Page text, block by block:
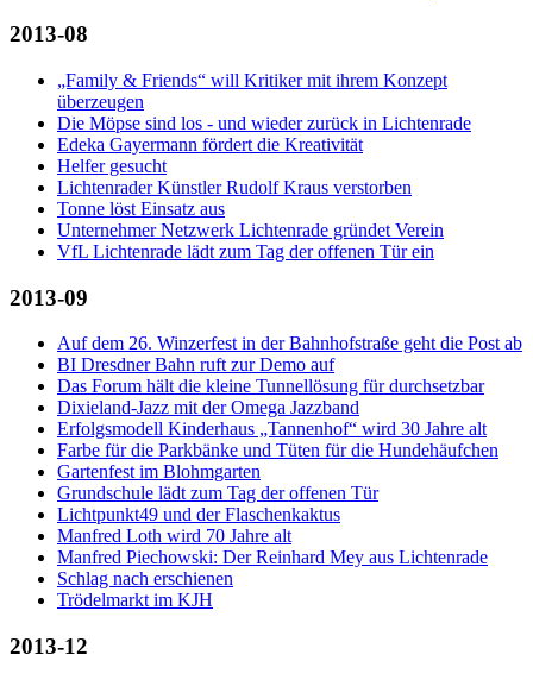
2013-08
„Family & Friends“ will Kritiker mit ihrem Konzept
überzeugen
Die Möpse sind los - und wieder zurück in Lichtenrade
Edeka Gayermann fördert die Kreativität
Helfer gesucht
Lichtenrader Künstler Rudolf Kraus verstorben
Tonne löst Einsatz aus
Unternehmer Netzwerk Lichtenrade gründet Verein
VfL Lichtenrade lädt zum Tag der offenen Tür ein
2013-09
Auf dem 26. Winzerfest in der Bahnhofstraße geht die Post ab
BI Dresdner Bahn ruft zur Demo auf
Das Forum hält die kleine Tunnellösung für durchsetzbar
Dixieland-Jazz mit der Omega Jazzband
Erfolgsmodell Kinderhaus „Tannenhof“ wird 30 Jahre alt
Farbe für die Parkbänke und Tüten für die Hundehäufchen
Gartenfest im Blohmgarten
Grundschule lädt zum Tag der offenen Tür
Lichtpunkt49 und der Flaschenkaktus
Manfred Loth wird 70 Jahre alt
Manfred Piechowski: Der Reinhard Mey aus Lichtenrade
Schlag nach erschienen
Trödelmarkt im KJH
2013-12